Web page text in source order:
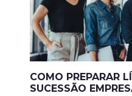
COMO PREPARAR
SUCESSÃO